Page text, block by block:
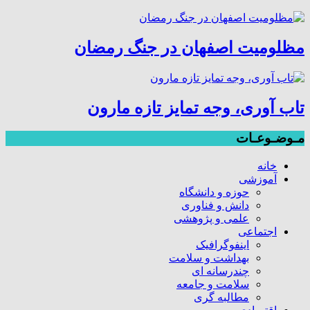
مظلومیت اصفهان در جنگ رمضان
تاب آوری، وجه تمایز تازه مارون
مـوضـوعـات
خانه
آموزشی
حوزه و دانشگاه
دانش و فناوری
علمی و پژوهشی
اجتماعی
اینفوگرافیک
بهداشت و سلامت
چندرسانه ای
سلامت و جامعه
مطالبه گری